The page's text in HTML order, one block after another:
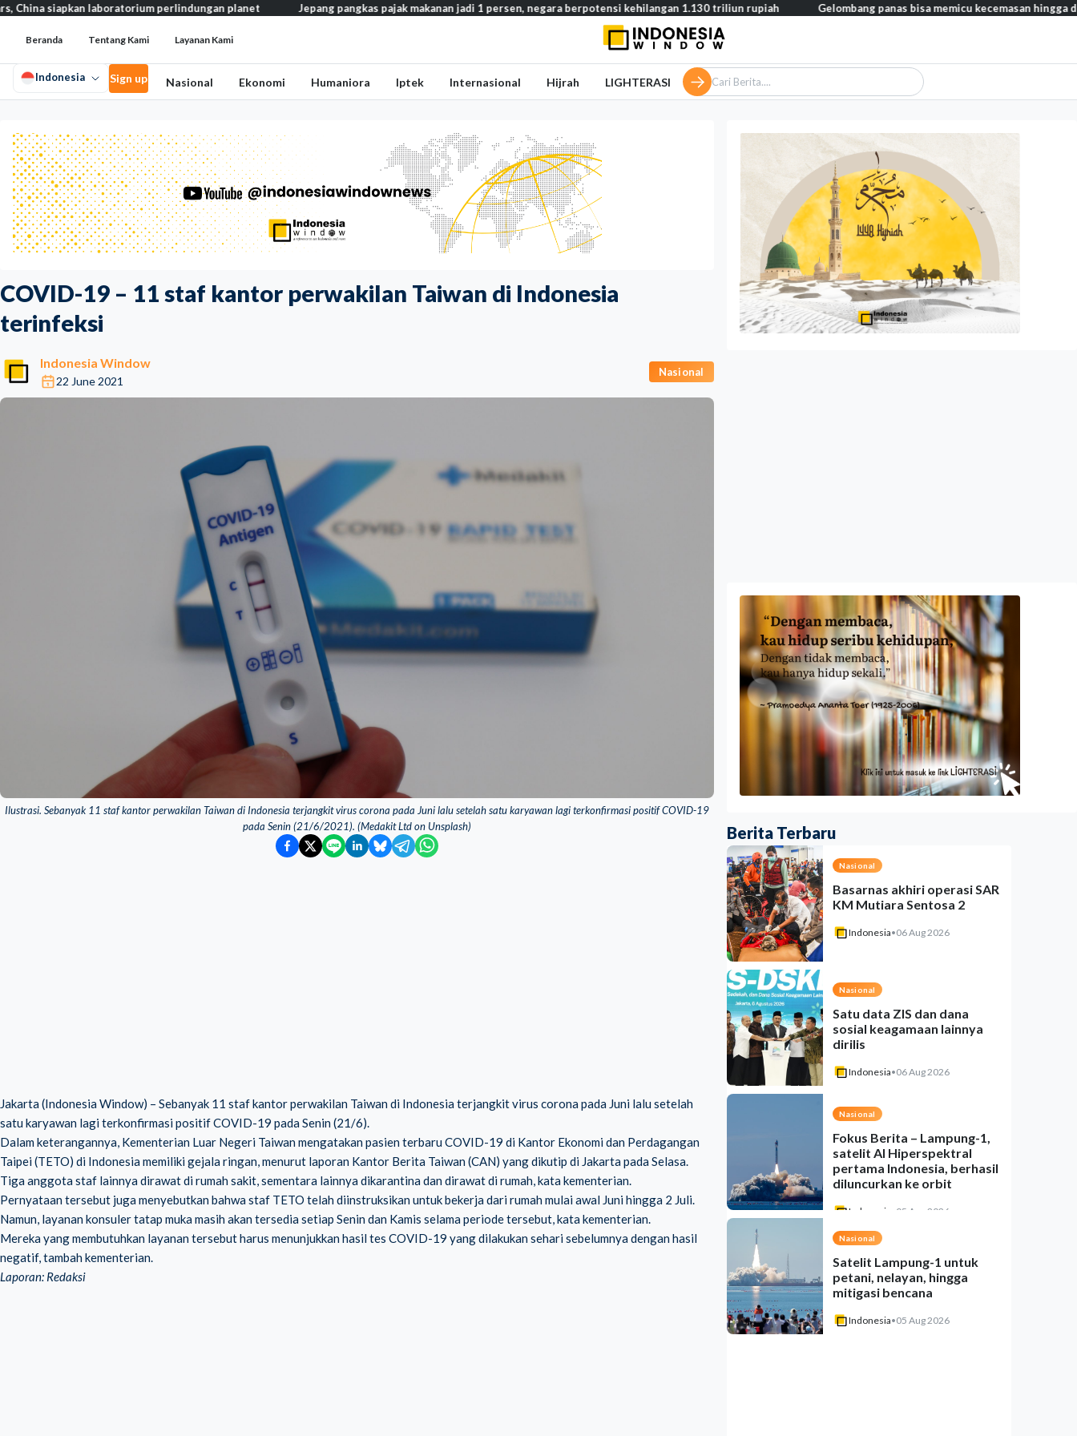
COVID-19 – 11 staf kantor perwakilan Taiwan di Indonesia
terinfeksi
Indonesia Window
22 June 2021
Nasional
Ilustrasi. Sebanyak 11 staf kantor perwakilan Taiwan di Indonesia terjangkit virus corona pada Juni lalu setelah satu karyawan lagi terkonfirmasi positif COVID-19
pada Senin (21/6/2021). (Medakit Ltd on Unsplash)
Jakarta (Indonesia Window) – Sebanyak 11 staf kantor perwakilan Taiwan di Indonesia terjangkit virus corona pada Juni lalu setelah
satu karyawan lagi terkonfirmasi positif COVID-19 pada Senin (21/6).
Dalam keterangannya, Kementerian Luar Negeri Taiwan mengatakan pasien terbaru COVID-19 di Kantor Ekonomi dan Perdagangan
Taipei (TETO) di Indonesia memiliki gejala ringan, menurut laporan Kantor Berita Taiwan (CAN) yang dikutip di Jakarta pada Selasa.
Tiga anggota staf lainnya dirawat di rumah sakit, sementara lainnya dikarantina dan dirawat di rumah, kata kementerian.
Pernyataan tersebut juga menyebutkan bahwa staf TETO telah diinstruksikan untuk bekerja dari rumah mulai awal Juni hingga 2 Juli.
Namun, layanan konsuler tatap muka masih akan tersedia setiap Senin dan Kamis selama periode tersebut, kata kementerian.
Mereka yang membutuhkan layanan tersebut harus menunjukkan hasil tes COVID-19 yang dilakukan sehari sebelumnya dengan hasil
negatif, tambah kementerian.
Laporan: Redaksi
Berita Terbaru
Nasional
Basarnas akhiri operasi SAR
KM Mutiara Sentosa 2
Indonesia•06 Aug 2026
Nasional
Satu data ZIS dan dana
sosial keagamaan lainnya
dirilis
Indonesia•06 Aug 2026
Nasional
Fokus Berita – Lampung-1,
satelit AI Hiperspektral
pertama Indonesia, berhasil
diluncurkan ke orbit
Indonesia 05 Aug 2026
Nasional
Satelit Lampung-1 untuk
petani, nelayan, hingga
mitigasi bencana
Indonesia•05 Aug 2026
laboratorium perlindungan planet Jepang pangkas pajak makanan jadi 1 persen, negara berpotensi kehilangan 1.130 triliun rupiah Gelombang panas bisa memicu kecemasan hingga depresi
Beranda Tentang Kami Layanan Kami
Indonesia Sign up Nasional Ekonomi Humaniora Iptek Internasional Hijrah LIGHTERASI